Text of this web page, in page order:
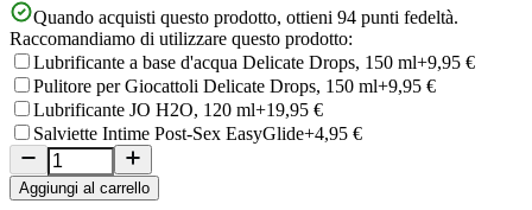
Quando acquisti questo prodotto, ottieni 94 punti fedeltà.
Raccomandiamo di utilizzare questo prodotto:
Lubrificante a base d'acqua Delicate Drops, 150 ml+9,95 €
Pulitore per Giocattoli Delicate Drops, 150 ml+9,95 €
Lubrificante JO H2O, 120 ml+19,95 €
Salviette Intime Post-Sex EasyGlide+4,95 €
Aggiungi al carrello